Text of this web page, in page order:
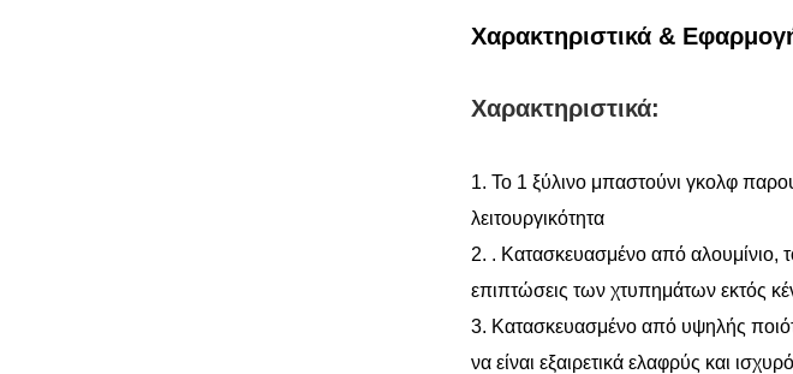
Χαρακτηριστικά &
Χαρακτηριστικά:
1. Το 1 ξύλινο μπαστούνι γκολφ
2. . Κατασκευασμένο από αλουμίνιο,
επιπτώσεις των
3. Κατασκευασμένο από υψηλής
να είναι εξαιρετικά ελαφρύς και